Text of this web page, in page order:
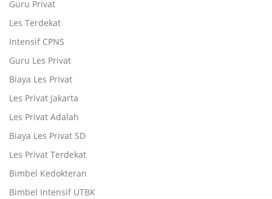
Guru Privat
Les Terdekat
Intensif CPNS
Guru Les Privat
Biaya Les Privat
Les Privat Jakarta
Les Privat Adalah
Biaya Les Privat SD
Les Privat Terdekat
Bimbel Kedokteran
Bimbel Intensif UTBK